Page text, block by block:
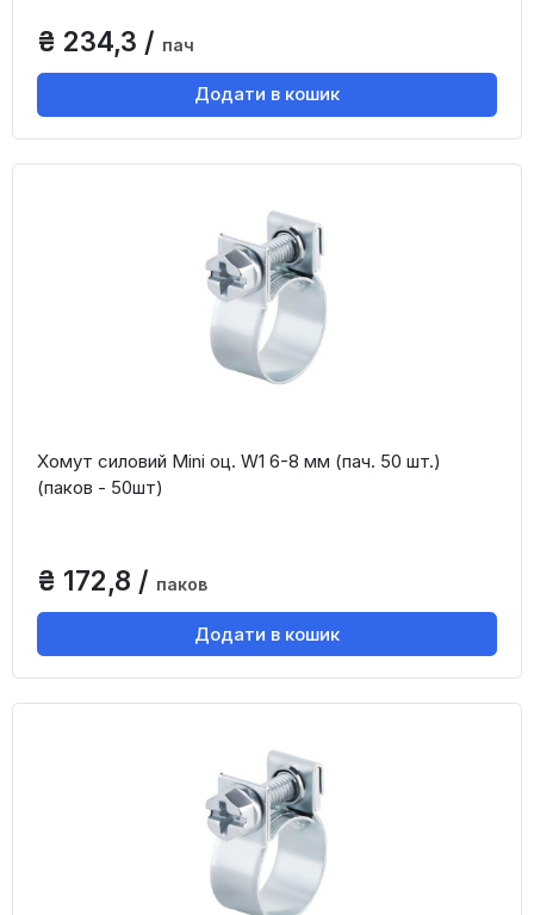
₴ 234,3 / пач
Додати в кошик
Хомут силовий Mini оц. W1 6-8 мм (пач. 50 шт.)
(паков - 50шт)
₴ 172,8 / паков
Додати в кошик